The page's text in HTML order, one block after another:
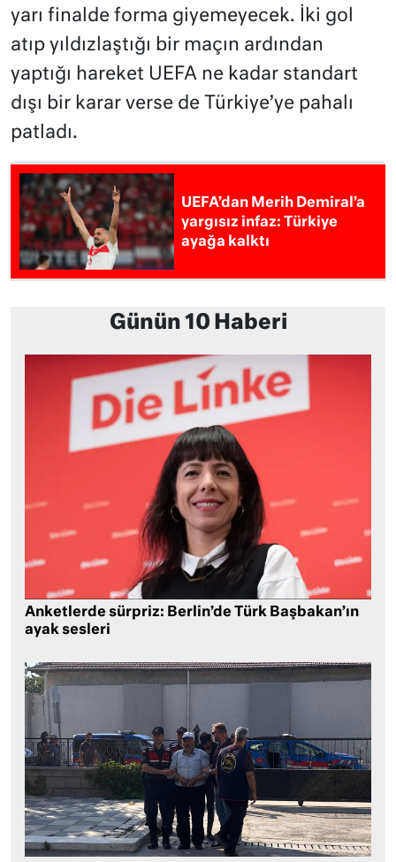
yarı finalde forma giyemeyecek. İki gol
atıp yıldızlaştığı bir maçın ardından
yaptığı hareket UEFA ne kadar standart
dışı bir karar verse de Türkiye’ye pahalı
patladı.
UEFA’dan Merih Demiral’a
yargısız infaz: Türkiye
ayağa kalktı
Günün 10 Haberi
Anketlerde sürpriz: Berlin’de Türk Başbakan’ın
ayak sesleri